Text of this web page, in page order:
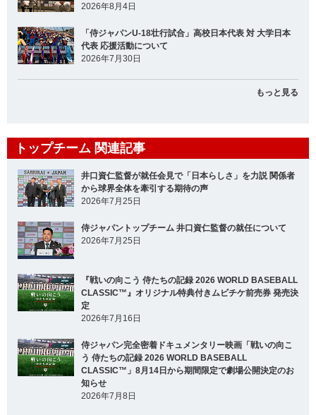
2026年8月4日
「侍ジャパンU-18壮行試合」高校日本代表 対 大学日本
代表 応援活動について
2026年7月30日
もっと見る
トップチーム 関連記事
井口資仁監督が就任会見で「日本らしさ」を力説 関係者
から球界全体を牽引する期待の声
2026年7月25日
侍ジャパントップチーム 井口資仁監督の就任について
2026年7月25日
『戦いの向こう 侍たちの記録 2026 WORLD BASEBALL
CLASSIC™』オリジナル特典付きムビチケ前売券 発売決
定
2026年7月16日
侍ジャパン完全密着ドキュメンタリー映画「戦いの向こ
う 侍たちの記録 2026 WORLD BASEBALL
CLASSIC™」8月14日から期間限定で劇場公開決定のお
知らせ
2026年7月8日